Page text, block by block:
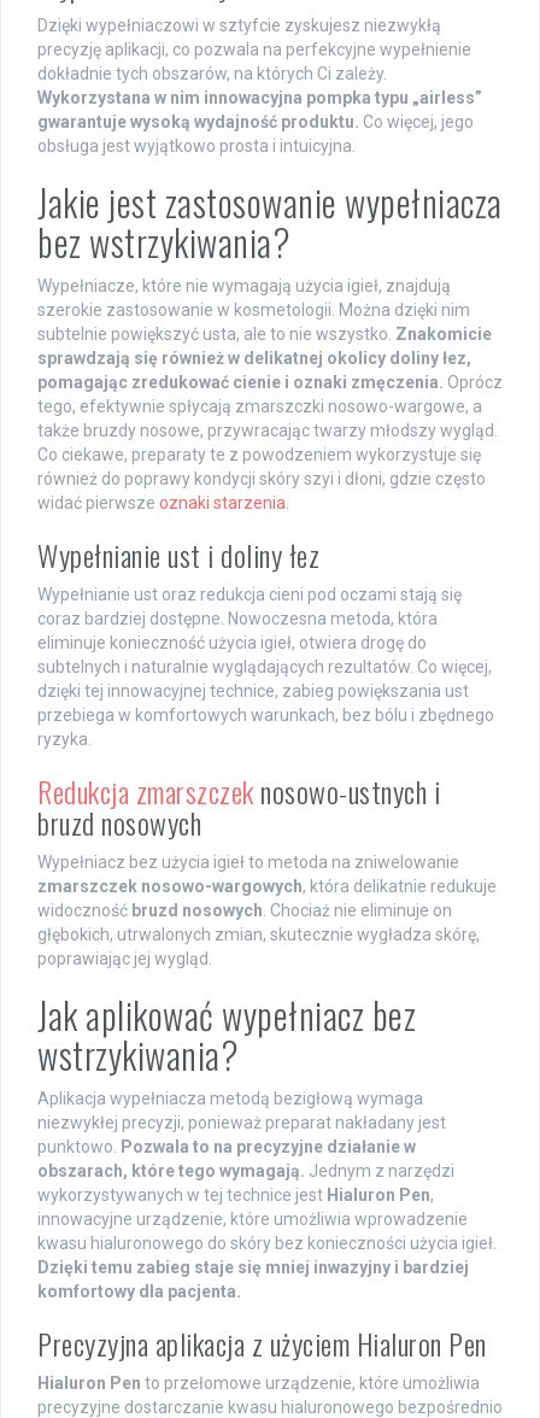
Dzięki wypełniaczowi w sztyfcie zyskujesz niezwykłą
precyzję aplikacji, co pozwala na perfekcyjne wypełnienie
dokładnie tych obszarów, na których Ci zależy.
Wykorzystana w nim innowacyjna pompka typu „airless”
gwarantuje wysoką wydajność produktu. Co więcej, jego
obsługa jest wyjątkowo prosta i intuicyjna.
Jakie jest zastosowanie wypełniacza
bez wstrzykiwania?
Wypełniacze, które nie wymagają użycia igieł, znajdują
szerokie zastosowanie w kosmetologii. Można dzięki nim
subtelnie powiększyć usta, ale to nie wszystko. Znakomicie
sprawdzają się również w delikatnej okolicy doliny łez,
pomagając zredukować cienie i oznaki zmęczenia. Oprócz
tego, efektywnie spłycają zmarszczki nosowo-wargowe, a
także bruzdy nosowe, przywracając twarzy młodszy wygląd.
Co ciekawe, preparaty te z powodzeniem wykorzystuje się
również do poprawy kondycji skóry szyi i dłoni, gdzie często
widać pierwsze oznaki starzenia
Wypełnianie ust i doliny łez
Wypełnianie ust oraz redukcja cieni pod oczami stają się
coraz bardziej dostępne. Nowoczesna metoda, która
eliminuje konieczność użycia igieł, otwiera drogę do
subtelnych i naturalnie wyglądających rezultatów. Co więcej,
dzięki tej innowacyjnej technice, zabieg powiększania ust
przebiega w komfortowych warunkach, bez bólu i zbędnego
ryzyka.
Redukcja zmarszczeknosowo-ustnych i
bruzd nosowych
Wypełniacz bez użycia igieł to metoda na zniwelowanie
zmarszczek nosowo-wargowych, która delikatnie redukuje
widoczność bruzd nosowych . Chociaż nie eliminuje on
głębokich, utrwalonych zmian, skutecznie wygładza skórę,
poprawiając jej wygląd.
Jak aplikować wypełniacz bez
wstrzykiwania?
Aplikacja wypełniacza metodą bezigłową wymaga
niezwykłej precyzji, ponieważ preparat nakładany jest
punktowo. Pozwala to na precyzyjne działanie w
obszarach, które tego wymagają. Jednym z narzędzi
wykorzystywanych w tej technice jest Hialuron Pen,
innowacyjne urządzenie, które umożliwia wprowadzenie
kwasu hialuronowego do skóry bez konieczności użycia igieł.
Dzięki temu zabieg staje się mniej inwazyjny i bardziej
komfortowy dla pacjenta.
Precyzyjna aplikacja z użyciem Hialuron Pen
Hialuron Pen to przełomowe urządzenie, które umożliwia
precyzyjne dostarczanie kwasu hialuronowego bezpośrednio